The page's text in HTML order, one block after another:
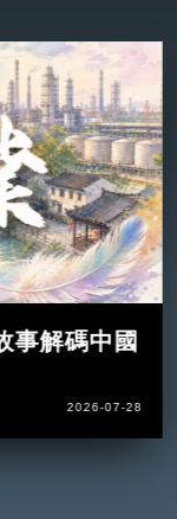
事解碼中國
2026-07-28